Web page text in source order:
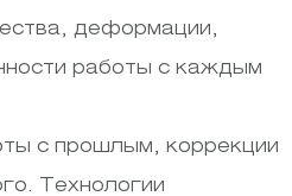
деформации,
работы с каждым
с прошлым, коррекции
Технологии